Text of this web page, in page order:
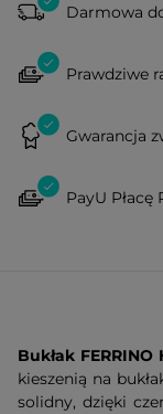
Darmowa
Prawdziwe
Gwarancja
PayU Płacę
Bukłak FERRINO
kieszenią na
solidny, dzięki